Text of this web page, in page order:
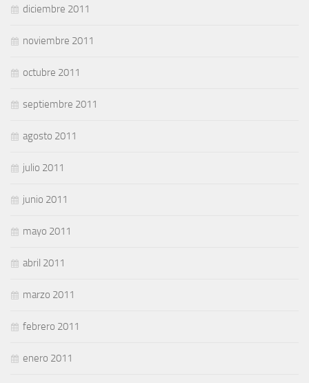
diciembre 2011
noviembre 2011
octubre 2011
septiembre 2011
agosto 2011
julio 2011
junio 2011
mayo 2011
abril 2011
marzo 2011
febrero 2011
enero 2011